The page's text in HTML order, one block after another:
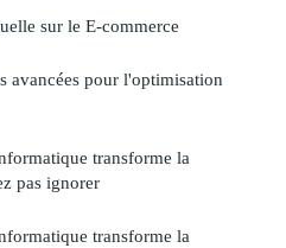
sur le E-commerce
avancées pour l'optimisation
transforme la
pas ignorer
transforme la